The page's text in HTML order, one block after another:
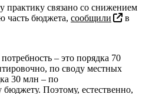
практику связано со снижением
часть бюджета, сообщили
в
– это порядка 70
по своду местных
30 млн – по
бюджету. Поэтому, естественно,